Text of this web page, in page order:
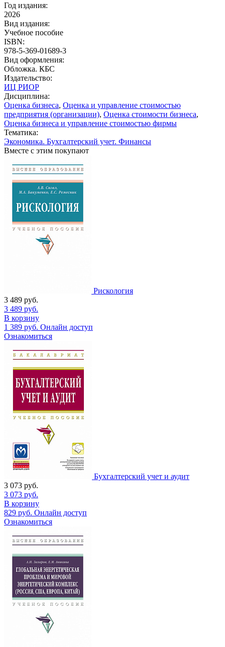
Год издания:
2026
Вид издания:
Учебное пособие
ISBN:
978-5-369-01689-3
Вид оформления:
Обложка. КБС
Издательство:
ИЦ РИОР
Дисциплина:
Оценка бизнеса, Оценка и управление стоимостью
предприятия (организации), Оценка стоимости бизнеса,
Оценка бизнеса и управление стоимостью фирмы
Тематика:
Экономика. Бухгалтерский учет. Финансы
Вместе с этим покупают
Рискология
3 489 руб.
3 489 руб.
В корзину
1 389 руб. Онлайн доступ
Ознакомиться
Бухгалтерский учет и аудит
3 073 руб.
3 073 руб.
В корзину
829 руб. Онлайн доступ
Ознакомиться